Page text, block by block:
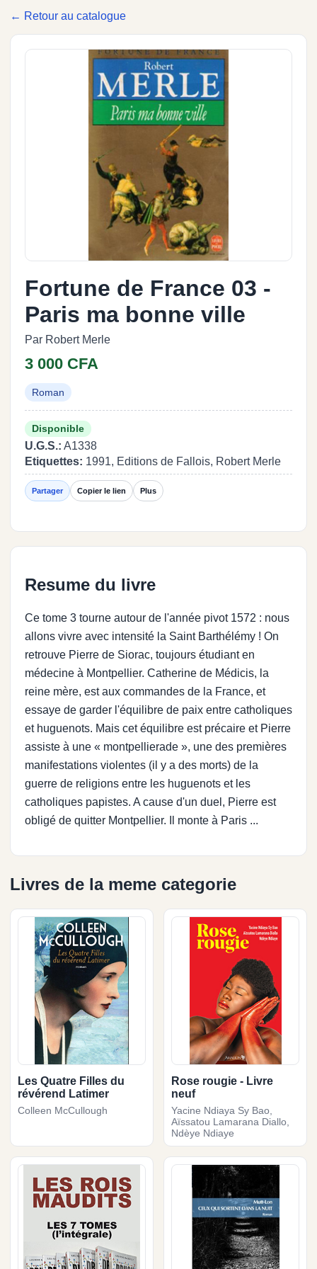
← Retour au catalogue
Fortune de France 03 -
Paris ma bonne ville
Par Robert Merle
3 000 CFA
Roman
Disponible
U.G.S.: A1338
Etiquettes: 1991, Editions de Fallois, Robert Merle
Partager Copier le lien Plus
Resume du livre
Ce tome 3 tourne autour de l'année pivot 1572 : nous
allons vivre avec intensité la Saint Barthélémy ! On
retrouve Pierre de Siorac, toujours étudiant en
médecine à Montpellier. Catherine de Médicis, la
reine mère, est aux commandes de la France, et
essaye de garder l'équilibre de paix entre catholiques
et huguenots. Mais cet équilibre est précaire et Pierre
assiste à une « montpellierade », une des premières
manifestations violentes (il y a des morts) de la
guerre de religions entre les huguenots et les
catholiques papistes. A cause d'un duel, Pierre est
obligé de quitter Montpellier. Il monte à Paris ...
Livres de la meme categorie
Les Quatre Filles du
révérend Latimer
Colleen McCullough
Rose rougie - Livre
neuf
Yacine Ndiaya Sy Bao,
Aïssatou Lamarana Diallo,
Ndèye Ndiaye